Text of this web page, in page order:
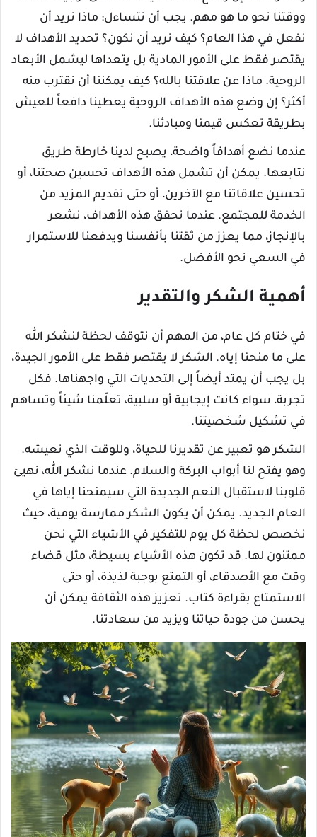
ووقتنا نحو ما هو مهم. يجب أن نتساءل: ماذا نريد أن
نفعل في هذا العام؟ كيف نريد أن نكون؟ تحديد الأهداف لا
يقتصر فقط على الأمور المادية بل يتعداها ليشمل الأبعاد
الروحية. ماذا عن علاقتنا بالله؟ كيف يمكننا أن نقترب منه
أكثر؟ إن وضع هذه الأهداف الروحية يعطينا دافعاً للعيش
بطريقة تعكس قيمنا ومبادئنا.
عندما نضع أهدافاً واضحة، يصبح لدينا خارطة طريق
نتابعها. يمكن أن تشمل هذه الأهداف تحسين صحتنا، أو
تحسين علاقاتنا مع الآخرين، أو حتى تقديم المزيد من
الخدمة للمجتمع. عندما نحقق هذه الأهداف، نشعر
بالإنجاز، مما يعزز من ثقتنا بأنفسنا ويدفعنا للاستمرار
في السعي نحو الأفضل.
أهمية الشكر والتقدير
في ختام كل عام، من المهم أن نتوقف لحظة لنشكر الله
على ما منحنا إياه. الشكر لا يقتصر فقط على الأمور الجيدة،
بل يجب أن يمتد أيضاً إلى التحديات التي واجهناها. فكل
تجربة، سواء كانت إيجابية أو سلبية، تعلّمنا شيئاً وتساهم
في تشكيل شخصيتنا.
الشكر هو تعبير عن تقديرنا للحياة، وللوقت الذي نعيشه.
وهو يفتح لنا أبواب البركة والسلام. عندما نشكر الله، نهيئ
قلوبنا لاستقبال النعم الجديدة التي سيمنحنا إياها في
العام الجديد. يمكن أن يكون الشكر ممارسة يومية، حيث
نخصص لحظة كل يوم للتفكير في الأشياء التي نحن
ممتنون لها. قد تكون هذه الأشياء بسيطة، مثل قضاء
وقت مع الأصدقاء، أو التمتع بوجبة لذيذة، أو حتى
الاستمتاع بقراءة كتاب. تعزيز هذه الثقافة يمكن أن
يحسن من جودة حياتنا ويزيد من سعادتنا.